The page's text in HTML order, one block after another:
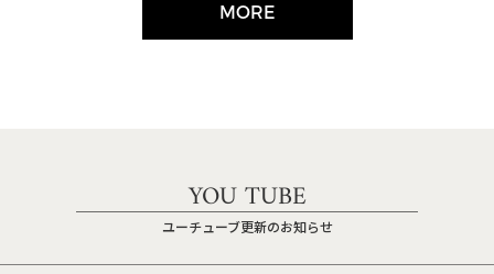
MORE
YOU TUBE
ユーチューブ更新のお知らせ